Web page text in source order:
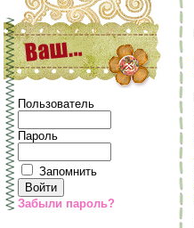
Пользователь
Пароль
Запомнить
Забыли пароль?